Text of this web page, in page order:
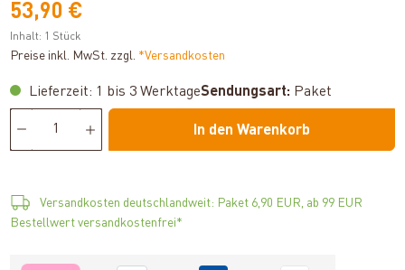
53,90 €
Inhalt: 1 Stück
Preise inkl. MwSt. zzgl. *Versandkosten
Lieferzeit: 1 bis 3 WerktageSendungsart: Paket
In den Warenkorb
Versandkosten deutschlandweit: Paket 6,90 EUR, ab 99 EUR
Bestellwert versandkostenfrei*